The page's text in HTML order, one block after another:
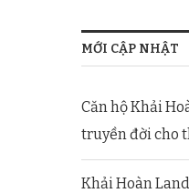
MỚI CẬP NHẬT
Căn hộ Khải
truyền đời cho
Khải Hoàn